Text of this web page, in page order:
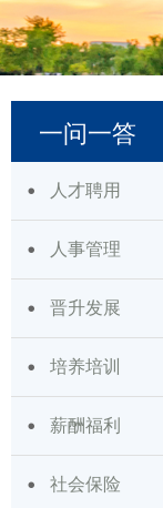
一问一答
人才聘用
人事管理
晋升发展
培养培训
薪酬福利
社会保险